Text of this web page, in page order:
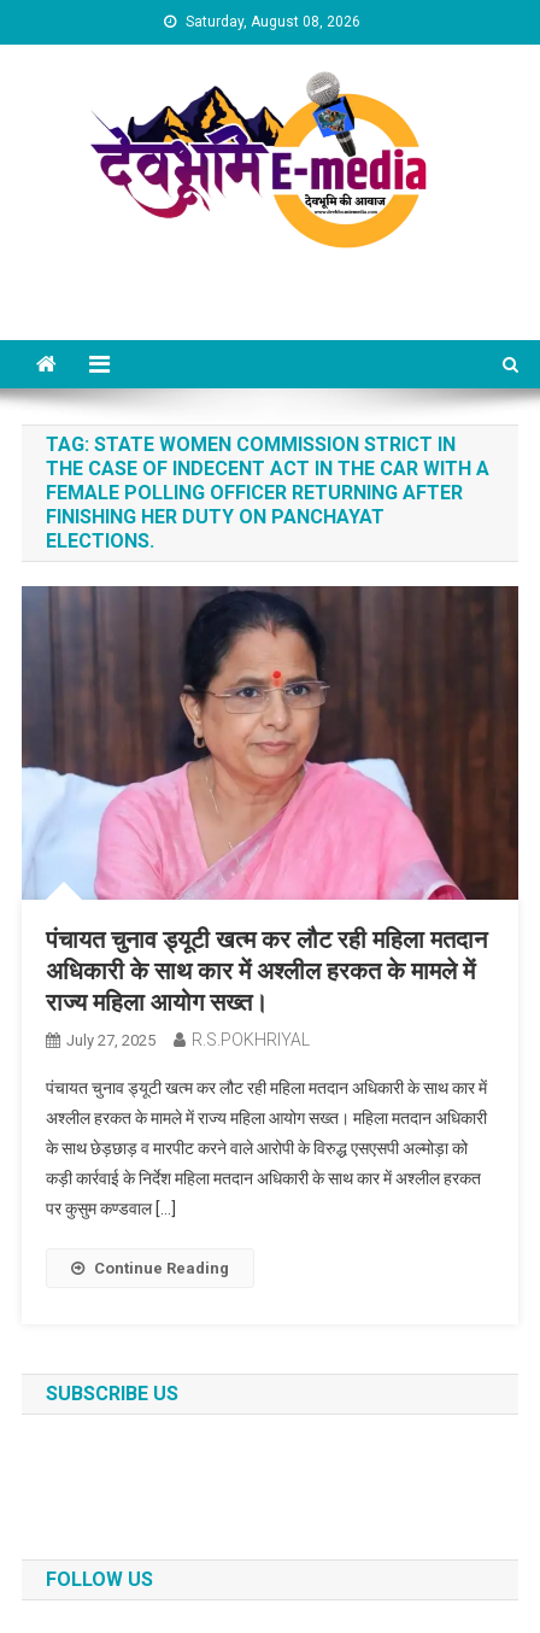
to
Saturday, August 08, 2026
TAG: STATE WOMEN COMMISSION STRICT IN
THE CASE OF INDECENT ACT IN THE CAR WITH A
FEMALE POLLING OFFICER RETURNING AFTER
FINISHING HER DUTY ON PANCHAYAT
ELECTIONS.
पंचायत चुनाव ड्यूटी खत्म कर लौट रही महिला मतदान
अधिकारी के साथ कार में अश्लील हरकत के मामले में
राज्य महिला आयोग सख्त।
July 27, 2025 R.S.POKHRIYAL
पंचायत चुनाव ड्यूटी खत्म कर लौट रही महिला मतदान अधिकारी के साथ कार में
अश्लील हरकत के मामले में राज्य महिला आयोग सख्त। महिला मतदान अधिकारी
के साथ छेड़छाड़ व मारपीट करने वाले आरोपी के विरुद्ध एसएसपी अल्मोड़ा को
कड़ी कार्रवाई के निर्देश महिला मतदान अधिकारी के साथ कार में अश्लील हरकत
पर कुसुम कण्डवाल […]
Continue Reading
SUBSCRIBE US
FOLLOW US